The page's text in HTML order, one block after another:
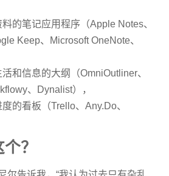
的笔记应用程序（Apple Notes、
Keep、Microsoft OneNote、
和信息的大纲（OmniOutliner、
、Dynalist），
的看板（Trello、Any.Do、
？